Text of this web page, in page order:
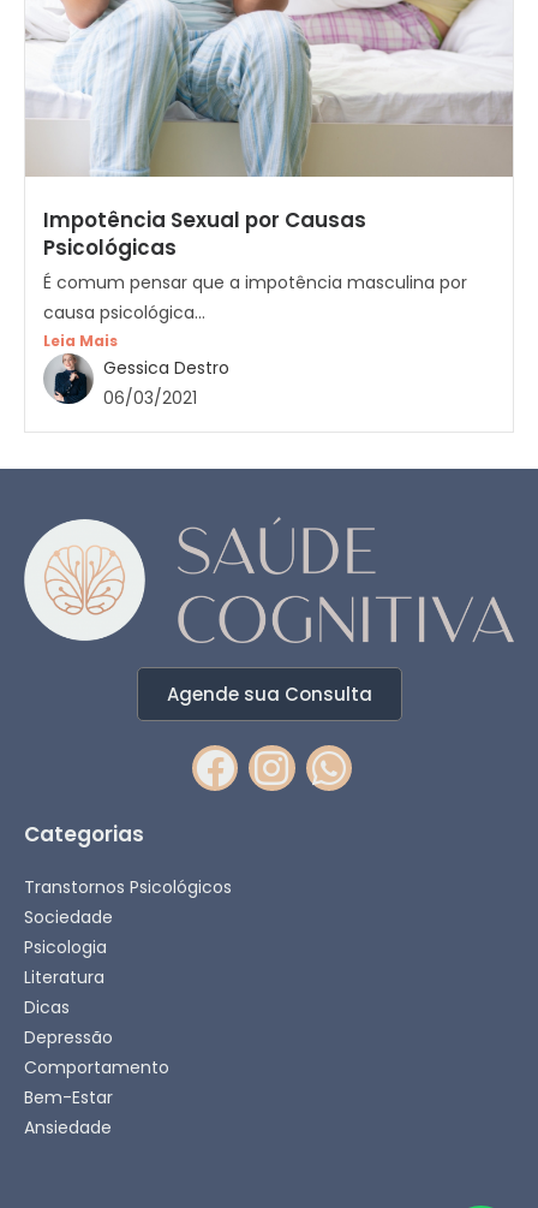
Impotência Sexual por Causas
Psicológicas
É comum pensar que a impotência masculina por
causa psicológica...
Leia Mais
Gessica Destro
06/03/2021
Agende sua Consulta
Categorias
Transtornos Psicológicos
Sociedade
Psicologia
Literatura
Dicas
Depressão
Comportamento
Bem-Estar
Ansiedade